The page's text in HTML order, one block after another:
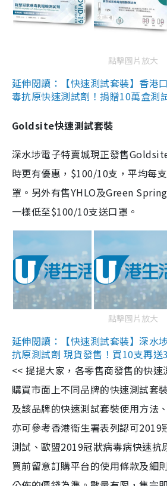
點擊圖片放大
延伸閱讀：【快速測試套裝】香港
毒抗原快速測試劑！捐贈10萬盒測
Goldsite快速測試套裝
深水埗電子特賣城現正發售
時更有優惠，$100/10支，平均每
罩。另外有售YHLO及Green
一樣低至$100/10支送口罩。
點擊圖片放大
延伸閱讀：【快速測試套裝】深水
抗原測試劑 現貨發售！買10支再送
<< 提提大家，各零售商發售的快速
購買市面上不同品牌的快速測試套
及該品牌的快速測試套裝使用方法
亦可參考香港衞生署表列認可2019
測試、歐盟2019冠狀病毒病快速抗
買前留意訂購平台的使用條款及細